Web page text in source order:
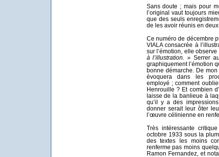
Sans doute ; mais pour
l’original vaut toujours
que des seuls
de les avoir réunis en
Ce numéro de décembre
VIALA consacrée à
sur l’émotion, elle
à l’illustration. » Serrer
graphiquement l’émotion
bonne démarche. De
évoquera dans les
employé ; comment
Henrouille ? Et combien
laisse de la banlieue à
qu’il y a des
donner serait leur ôter
l’œuvre célinienne en
Très intéressante
octobre 1933 sous la
des textes les moins
renferme pas moins
Ramon Fernandez, et